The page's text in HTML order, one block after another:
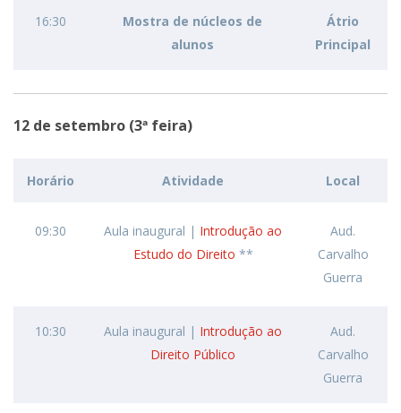
16:30
Mostra de núcleos de
alunos
Átrio
Principal
12 de setembro (3ª feira)
Horário Atividade Local
09:30 Aula inaugural | Introdução ao
Estudo do Direito **
Aud.
Carvalho
Guerra
10:30 Aula inaugural | Introdução ao
Direito Público
Aud.
Carvalho
Guerra